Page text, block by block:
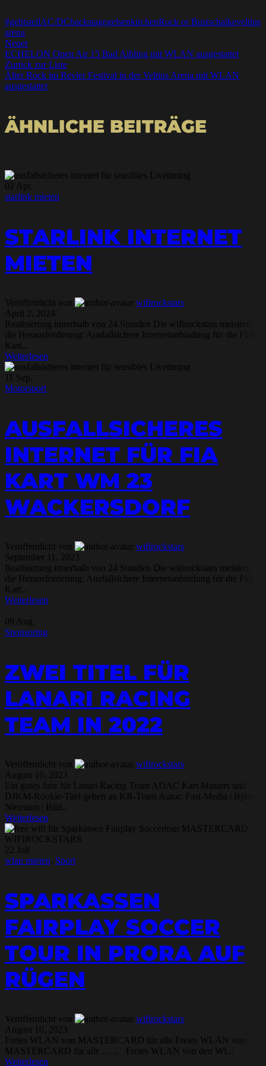
#gehtsteilAC/DCbackstagegelsenkirchenRock or Bustschalkeveltins
arena
Neuer
ECHELON Open Air 15 Bad Aibling mit WLAN ausgestattet
Zurück zur Liste
Älter Rock im Revier Festival in der Veltins Arena mit WLAN
ausgestattet
ÄHNLICHE BEITRÄGE
02 Apr.
starlink mieten
STARLINK INTERNET
MIETEN
Veröffentlicht von
wifirockstars
April 2, 2024
Realisierung innerhalb von 24 Stunden Die wifirockstars meistern
die Herausforderung: Ausfallsichere Internetanbindung für die FIA
Kart...
Weiterlesen
11 Sep.
Motorsport
AUSFALLSICHERES
INTERNET FÜR FIA
KART WM 23
WACKERSDORF
Veröffentlicht von
wifirockstars
September 11, 2023
Realisierung innerhalb von 24 Stunden Die wifirockstars meistern
die Herausforderung: Ausfallsichere Internetanbindung für die FIA
Kart...
Weiterlesen
09 Aug.
Sponsoring
ZWEI TITEL FÜR
LANARI RACING
TEAM IN 2022
Veröffentlicht von
wifirockstars
August 10, 2023
Ein gutes Jahr für Lanari Racing Team ADAC Kart Masters und
DJKM-Rookie-Titel gehen an KR-Team Autor: Fast-Media | Björn
Niemann | Bild...
Weiterlesen
22 Juli
wlan mieten Sport
SPARKASSEN
FAIRPLAY SOCCER
TOUR IN PRORA AUF
RÜGEN
Veröffentlicht von
wifirockstars
August 10, 2023
Freies WLAN von MASTERCARD für alle Freies WLAN von
MASTERCARD für alle .. . .. Freies WLAN von den WI...
Weiterlesen